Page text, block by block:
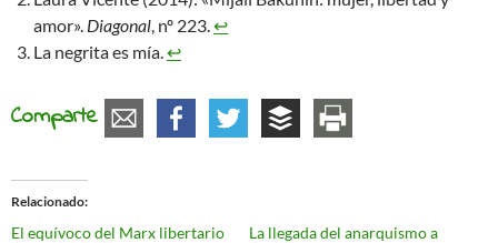
amor». Diagonal , nº 223. ↩︎
La negrita es mía. ↩︎
Comparte
Relacionado
El equívoco del Marx libertario
La llegada del anarquismo a